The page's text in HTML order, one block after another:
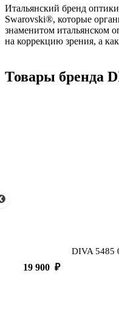
Итальянский бренд
Swarovski®, которые
знаменитом итальянском
на коррекцию зрения, а
Товары бренда
DIVA 5485
19 900 ₽